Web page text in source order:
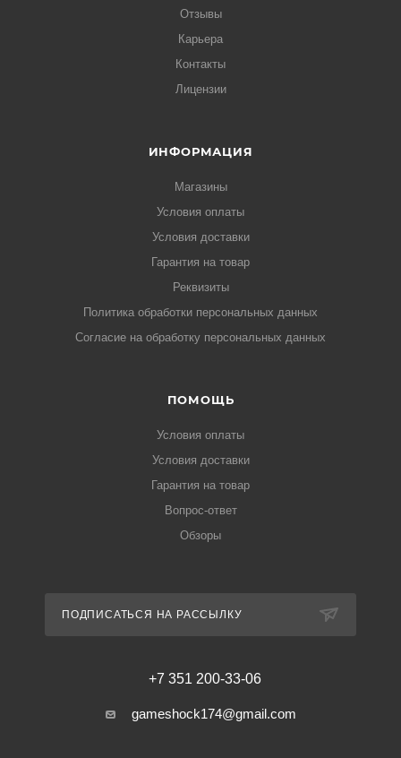
Отзывы
Карьера
Контакты
Лицензии
ИНФОРМАЦИЯ
Магазины
Условия оплаты
Условия доставки
Гарантия на товар
Реквизиты
Политика обработки персональных данных
Согласие на обработку персональных данных
ПОМОЩЬ
Условия оплаты
Условия доставки
Гарантия на товар
Вопрос-ответ
Обзоры
ПОДПИСАТЬСЯ НА РАССЫЛКУ
+7 351 200-33-06
gameshock174@gmail.com